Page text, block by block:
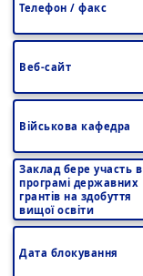
Телефон / факс
Веб-сайт
Військова кафедра
Заклад бере участь в
програмі державних
грантів на здобуття
вищої освіти
Дата блокування